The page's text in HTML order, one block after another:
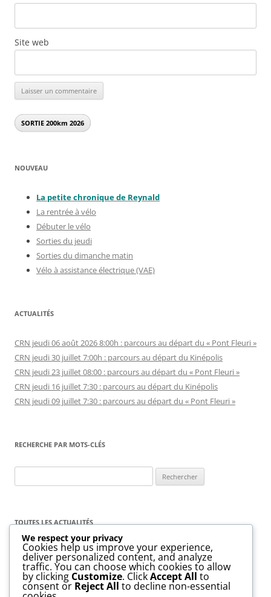
Site web
SORTIE 200km 2026
NOUVEAU
La petite chronique de Reynald
La rentrée à vélo
Débuter le vélo
Sorties du jeudi
Sorties du dimanche matin
Vélo à assistance électrique (VAE)
ACTUALITÉS
CRN jeudi 06 août 2026 8:00h : parcours au départ du « Pont Fleuri »
CRN jeudi 30 juillet 7:00h : parcours au départ du Kinépolis
CRN jeudi 23 juillet 08:00 : parcours au départ du « Pont Fleuri »
CRN jeudi 16 juillet 7:30 : parcours au départ du Kinépolis
CRN jeudi 09 juillet 7:30 : parcours au départ du « Pont Fleuri »
RECHERCHE PAR MOTS-CLÉS
TOUTES LES ACTUALITÉS
Toutes
les
actualités
We respect your privacy
Cookies help us improve your experience,
deliver personalized content, and analyze
traffic. You can choose which cookies to allow
by clicking Customize. ClickAccept All to
consent or Reject All to decline non-essential